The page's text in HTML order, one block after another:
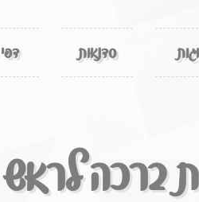
סדנאות
ברכה